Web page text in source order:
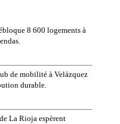
8 600 logements à
de mobilité à Velázquez
durable.
La Rioja espèrent